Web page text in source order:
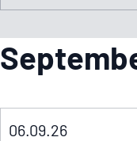
06.09.26